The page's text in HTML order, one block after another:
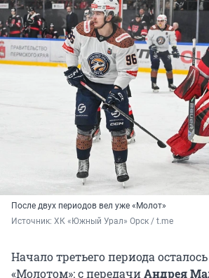
После двух периодов вел уже «Молот»
Источник: ХК «Южный Урал» Орск / t.me
Начало третьего периода
«Молотом»: с передачиАндрея